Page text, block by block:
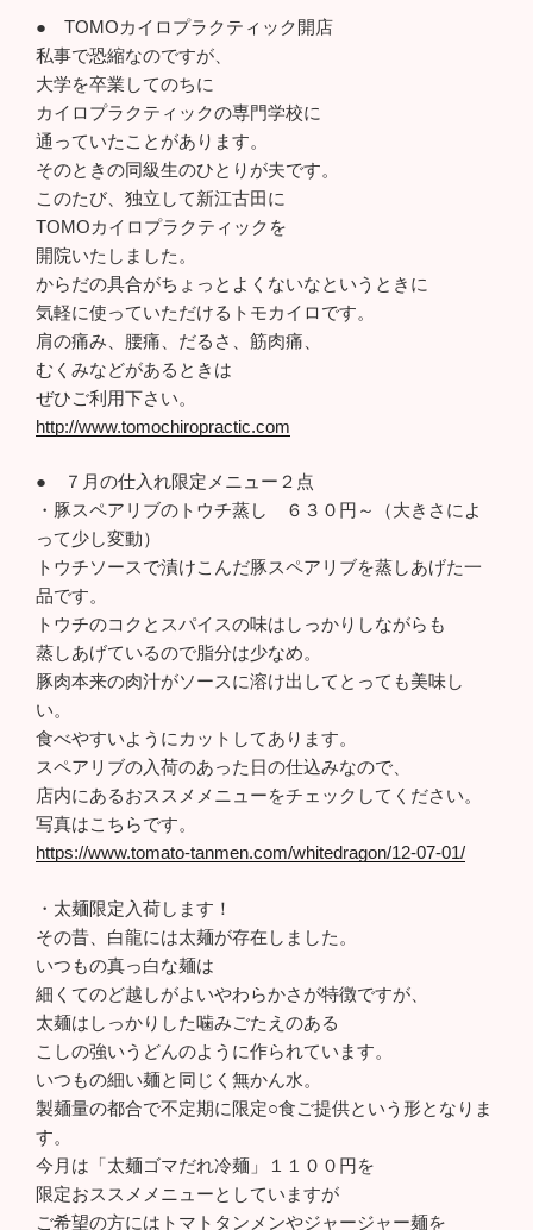
● TOMOカイロプラクティック開店
私事で恐縮なのですが、
大学を卒業してのちに
カイロプラクティックの専門学校に
通っていたことがあります。
そのときの同級生のひとりが夫です。
このたび、独立して新江古田に
TOMOカイロプラクティックを
開院いたしました。
からだの具合がちょっとよくないなというときに
気軽に使っていただけるトモカイロです。
肩の痛み、腰痛、だるさ、筋肉痛、
むくみなどがあるときは
ぜひご利用下さい。
http://www.tomochiropractic.com
● ７月の仕入れ限定メニュー２点
・豚スペアリブのトウチ蒸し ６３０円～（大きさによ
って少し変動）
トウチソースで漬けこんだ豚スペアリブを蒸しあげた一
品です。
トウチのコクとスパイスの味はしっかりしながらも
蒸しあげているので脂分は少なめ。
豚肉本来の肉汁がソースに溶け出してとっても美味し
い。
食べやすいようにカットしてあります。
スペアリブの入荷のあった日の仕込みなので、
店内にあるおススメメニューをチェックしてください。
写真はこちらです。
https://www.tomato-tanmen.com/whitedragon/12-07-01/
・太麺限定入荷します！
その昔、白龍には太麺が存在しました。
いつもの真っ白な麺は
細くてのど越しがよいやわらかさが特徴ですが、
太麺はしっかりした噛みごたえのある
こしの強いうどんのように作られています。
いつもの細い麺と同じく無かん水。
製麺量の都合で不定期に限定○食ご提供という形となりま
す。
今月は「太麺ゴマだれ冷麺」１１００円を
限定おススメメニューとしていますが
ご希望の方にはトマトタンメンやジャージャー麺を